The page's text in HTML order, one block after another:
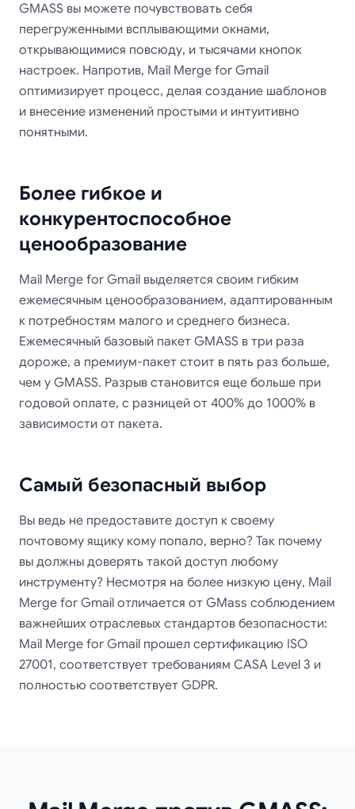
GMASS вы можете почувствовать себя
перегруженными всплывающими окнами,
открывающимися повсюду, и тысячами кнопок
настроек. Напротив, Mail Merge for Gmail
оптимизирует процесс, делая создание шаблонов
и внесение изменений простыми и интуитивно
понятными.
Более гибкое и
конкурентоспособное
ценообразование
Mail Merge for Gmail выделяется своим гибким
ежемесячным ценообразованием, адаптированным
к потребностям малого и среднего бизнеса.
Ежемесячный базовый пакет GMASS в три раза
дороже, а премиум-пакет стоит в пять раз больше,
чем у GMASS. Разрыв становится еще больше при
годовой оплате, с разницей от 400% до 1000% в
зависимости от пакета.
Самый безопасный выбор
Вы ведь не предоставите доступ к своему
почтовому ящику кому попало, верно? Так почему
вы должны доверять такой доступ любому
инструменту? Несмотря на более низкую цену, Mail
Merge for Gmail отличается от GMass соблюдением
важнейших отраслевых стандартов безопасности:
Mail Merge for Gmail прошел сертификацию ISO
27001, соответствует требованиям CASA Level 3 и
полностью соответствует GDPR.